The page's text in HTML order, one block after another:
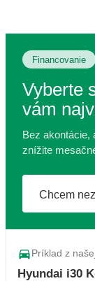
Financovanie
Vyberte
vám
Bez akontácie,
znížite
Chcem
Príklad z
Hyundai i30